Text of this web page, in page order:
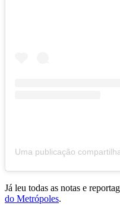
Já leu todas as notas e
do Metrópoles.